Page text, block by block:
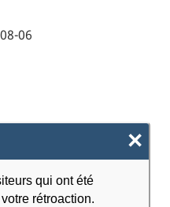
×
qui ont été
rétroaction.
06